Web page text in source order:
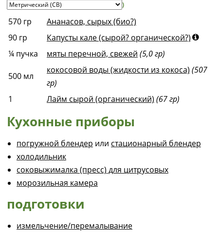
)
570 гр
Ананасов, сырых (био?)
90 гр
Капусты кале (сырой? органической?)
¼ пучка мяты перечной, свежей (5,0 гр)
500 мл
кокосовой воды (жидкости из кокоса) (507
гр)
1
Лайм сырой (органический) (67 гр)
Кухонные приборы
погружной блендер или стационарный блендер
холодильник
соковыжималка (пресс) для цитрусовых
морозильная камера
подготовки
измельчение/перемалывание